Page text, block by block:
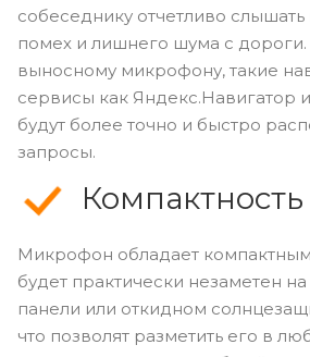
собеседнику отчетливо
помех и лишнего шума с
выносному микрофону, такие
сервисы как Яндекс.Навигатор
будут более точно и быстро
запросы.
Компактность
Микрофон обладает
будет практически незаметен
панели или откидном
что позволят разметить его в